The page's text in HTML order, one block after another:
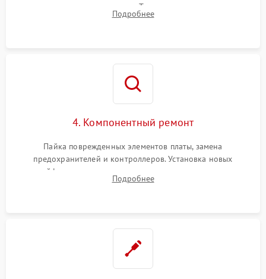
питания и картоприемника. Тестирование механизма
затвора и блока внутрикамерной стабилизации.
Подробнее
4. Компонентный ремонт
Пайка поврежденных элементов платы, замена
предохранителей и контроллеров. Установка новых
шлейфов, дисплея, механизма затвора или двигателя
автофокуса. Восстановление геометрии тубуса объектива
Подробнее